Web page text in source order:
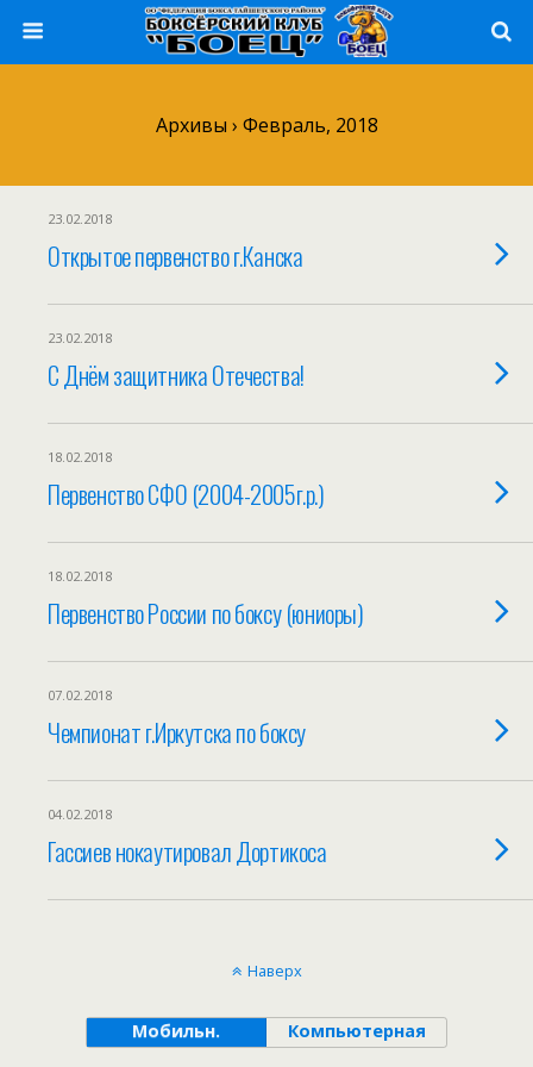
Архивы › Февраль, 2018
23.02.2018
Открытое первенство г.Канска
23.02.2018
С Днём защитника Отечества!
18.02.2018
Первенство СФО (2004-2005г.р.)
18.02.2018
Первенство России по боксу (юниоры)
07.02.2018
Чемпионат г.Иркутска по боксу
04.02.2018
Гассиев нокаутировал Дортикоса
Наверх
Мобильн. Компьютерная